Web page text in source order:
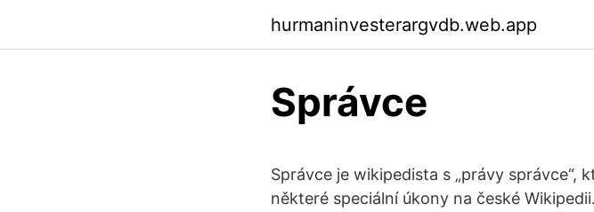
hurmaninvesterargvdb.web.app
Správce
Správce je wikipedista s „právy
některé speciální úkony na české